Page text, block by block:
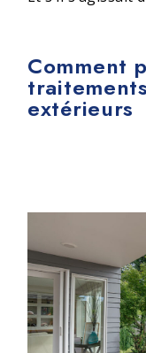
Comment
extérieurs